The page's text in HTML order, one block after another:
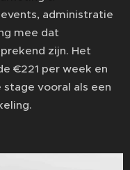
administratie
mee dat
zijn. Het
€221 per week en
vooral als een